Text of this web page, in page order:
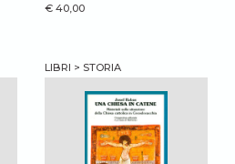
€ 40,00
LIBRI > STORIA